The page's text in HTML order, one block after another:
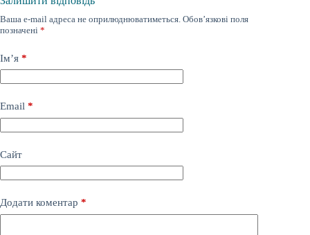
Ваша e-mail адреса не оприлюднюватиметься. Обов’язкові поля
позначені *
Ім’я *
Email *
Сайт
Додати коментар *